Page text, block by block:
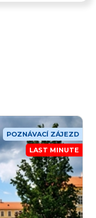
POZNÁVACÍ ZÁJEZD
LAST MINUTE